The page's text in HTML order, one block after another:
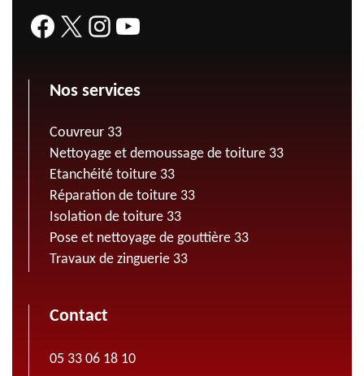
Nos services
Couvreur 33
Nettoyage et demoussage de toiture 33
Etanchéité toiture 33
Réparation de toiture 33
Isolation de toiture 33
Pose et nettoyage de gouttière 33
Travaux de zinguerie 33
Contact
05 33 06 18 10